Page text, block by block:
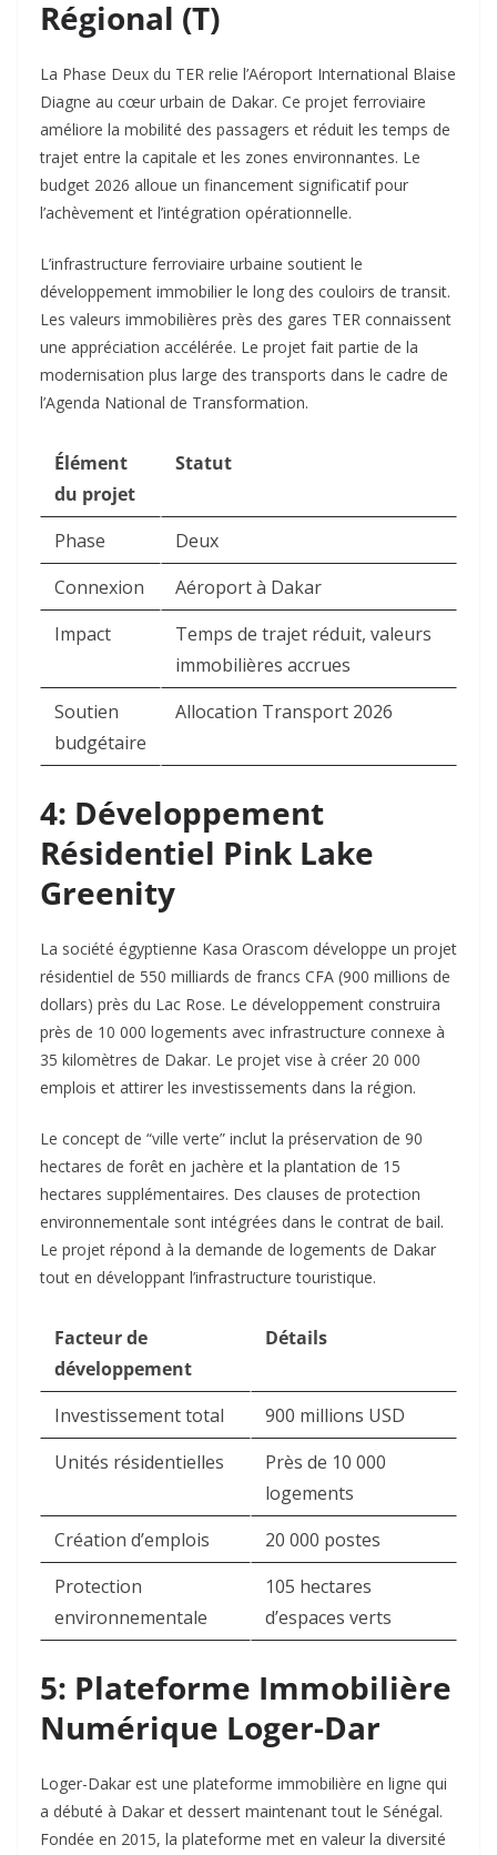
Régional (T)
La Phase Deux du TER relie l’Aéroport International Blaise
Diagne au cœur urbain de Dakar. Ce projet ferroviaire
améliore la mobilité des passagers et réduit les temps de
trajet entre la capitale et les zones environnantes. Le
budget 2026 alloue un financement significatif pour
l’achèvement et l’intégration opérationnelle.​
L’infrastructure ferroviaire urbaine soutient le
développement immobilier le long des couloirs de transit.
Les valeurs immobilières près des gares TER connaissent
une appréciation accélérée. Le projet fait partie de la
modernisation plus large des transports dans le cadre de
l’Agenda National de Transformation.​
Élément
du projet
Statut
Phase
Deux
Connexion
Aéroport à Dakar
Impact
Temps de trajet réduit, valeurs
immobilières accrues
Soutien
budgétaire
Allocation Transport 2026
4: Développement
Résidentiel Pink Lake
Greenity
La société égyptienne Kasa Orascom développe un projet
résidentiel de 550 milliards de francs CFA (900 millions de
dollars) près du Lac Rose. Le développement construira
près de 10 000 logements avec infrastructure connexe à
35 kilomètres de Dakar. Le projet vise à créer 20 000
emplois et attirer les investissements dans la région.​
Le concept de “ville verte” inclut la préservation de 90
hectares de forêt en jachère et la plantation de 15
hectares supplémentaires. Des clauses de protection
environnementale sont intégrées dans le contrat de bail.
Le projet répond à la demande de logements de Dakar
tout en développant l’infrastructure touristique.​
Facteur de
développement
Détails
Investissement total
900 millions USD
Unités résidentielles
Près de 10 000
logements
Création d’emplois
20 000 postes
Protection
environnementale
105 hectares
d’espaces verts
5: Plateforme Immobilière
Numérique Loger-Dar
Loger-Dakar est une plateforme immobilière en ligne qui
a débuté à Dakar et dessert maintenant tout le Sénégal.
Fondée en 2015, la plateforme met en valeur la diversité